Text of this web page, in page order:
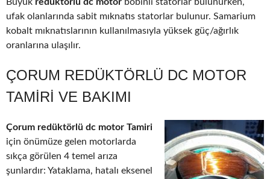
ufak olanlarında sabit mıknatıs statorlar bulunur. Samarium
kobalt mıknatıslarının kullanılmasıyla yüksek güç/ağırlık
oranlarına ulaşılır.
ÇORUM REDÜKTÖRLÜ DC MOTOR
TAMIRI VE BAKIMI
Çorum redüktörlü dc motor Tamiri
için önümüze gelen motorlarda
sıkça görülen 4 temel arıza
şunlardır: Yataklama, hatalı eksenel